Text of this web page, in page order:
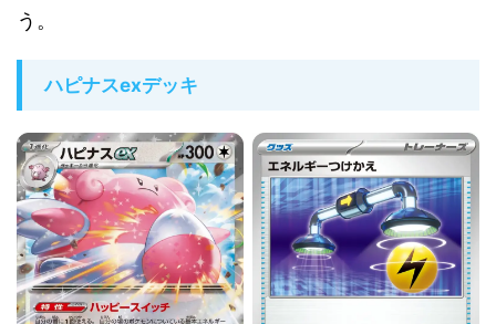
う。
ハピナスexデッキ